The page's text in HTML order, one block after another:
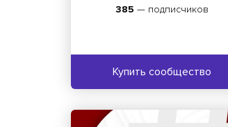
385 — подписчиков
Купить сообщество